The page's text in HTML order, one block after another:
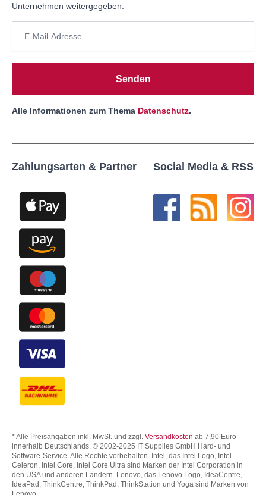
Unternehmen weitergegeben.
Senden
Alle Informationen zum Thema Datenschutz.
Zahlungsarten & Partner Social Media & RSS
* Alle Preisangaben inkl. MwSt. und zzgl. Versandkosten ab 7,90 Euro
innerhalb Deutschlands. © 2002-2025 IT Supplies GmbH Hard- und
Software-Service. Alle Rechte vorbehalten. Intel, das Intel Logo, Intel
Celeron, Intel Core, Intel Core Ultra sind Marken der Intel Corporation in
den USA und anderen Ländern. Lenovo, das Lenovo Logo, IdeaCentre,
IdeaPad, ThinkCentre, ThinkPad, ThinkStation und Yoga sind Marken von